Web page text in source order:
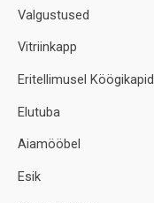
Valgustused
Vitriinkapp
Eritellimusel Köögikapid
Elutuba
Aiamööbel
Esik